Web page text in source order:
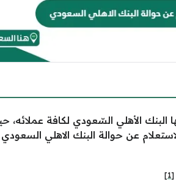
البنك الأهلي السّعودي لكافة عملائه،
عن حوالة البنك الاهلي
[1]